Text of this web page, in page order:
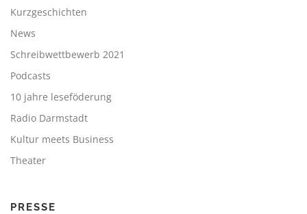
Kurzgeschichten
News
Schreibwettbewerb 2021
Podcasts
10 jahre leseföderung
Radio Darmstadt
Kultur meets Business
Theater
PRESSE